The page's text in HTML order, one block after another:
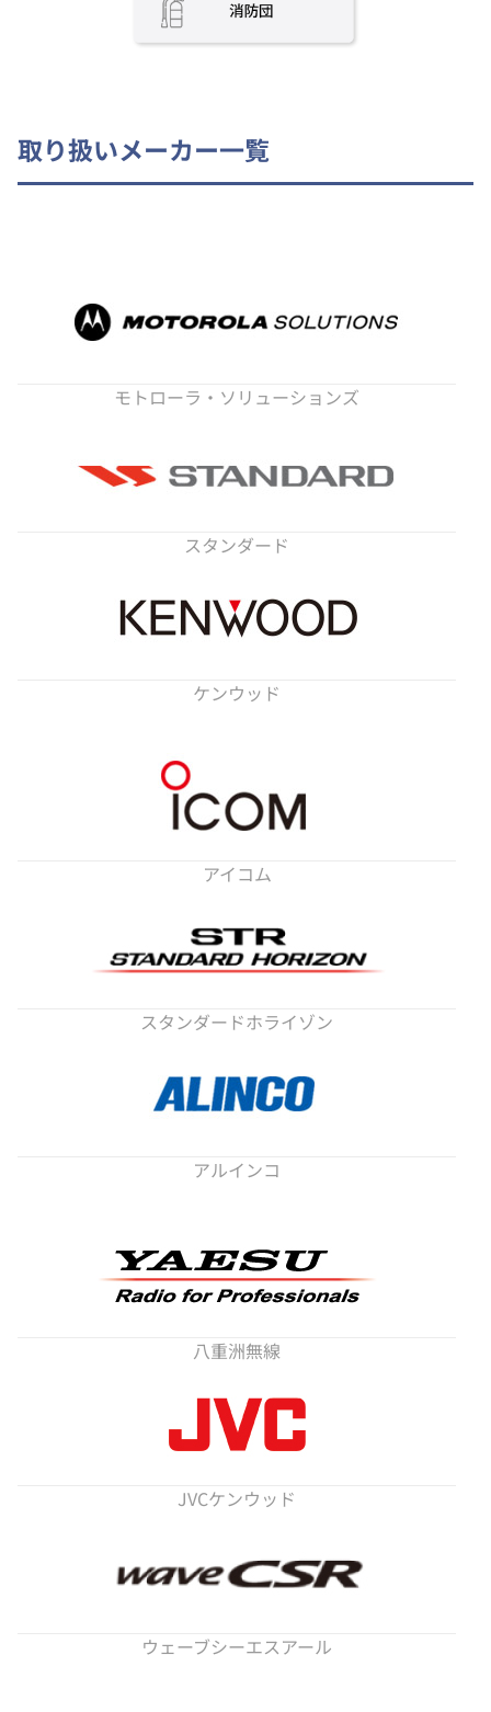
取り扱いメーカー一覧
モトローラ・ソリューションズ
スタンダード
ケンウッド
アイコム
スタンダードホライゾン
アルインコ
八重洲無線
JVCケンウッド
ウェーブシーエスアール